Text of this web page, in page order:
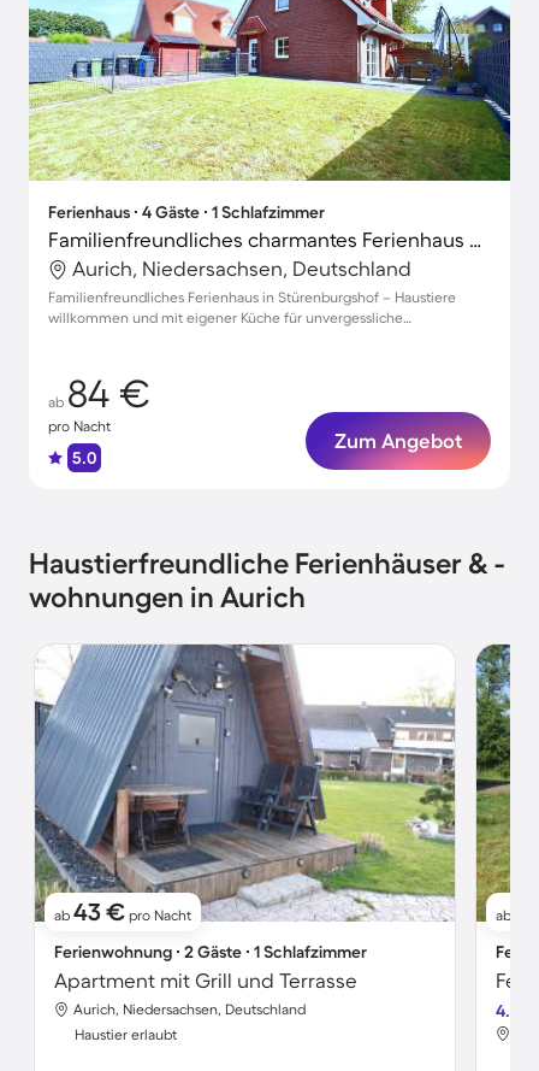
Ferienhaus ∙ 4 Gäste ∙ 1 Schlafzimmer
Familienfreundliches charmantes Ferienhaus mit Terrasse, Grill und Garten | Strand in der Nähe | Hunde erlaubt
Aurich, Niedersachsen, Deutschland
Familienfreundliches Ferienhaus in Stürenburgshof – Haustiere
willkommen und mit eigener Küche für unvergessliche
ab 84 €
pro Nacht
5.0
Zum Angebot
Haustierfreundliche Ferienhäuser & -
wohnungen in Aurich
ab 43 € pro Nacht
Ferienwohnung ∙ 2 Gäste ∙ 1 Schlafzimmer
Apartment mit Grill und Terrasse
Aurich, Niedersachsen, Deutschland
Haustier erlaubt
ab
4.5